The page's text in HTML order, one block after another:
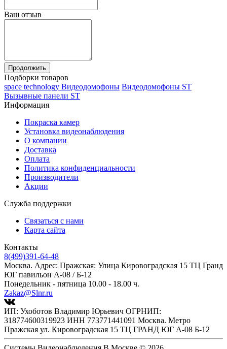
Ваш отзыв
Продолжить
Подборки товаров
space technology Видеодомофоны Видеодомофоны ST
Вызывные панели ST
Информация
Покраска камер
Установка видеонаблюдения
О компании
Доставка
Оплата
Политика конфиденциальности
Производители
Акции
Служба поддержки
Связаться с нами
Карта сайта
Контакты
8(499)391-64-48
Москва. Адрес: Пражская: Улица Кировоградская 15 ТЦ Гранд
ЮГ павильон А-08 / Б-12
Понедельник - пятница 10.00 - 18.00 ч.
Zakaz@Slnr.ru
ИП: Ухоботов Владимир Юрьевич ОГРНИП:
318774600319923 ИНН 773771441091 Москва. Метро
Пражская ул. Кировоградская 15 ТЦ ГРАНД ЮГ А-08 Б-12